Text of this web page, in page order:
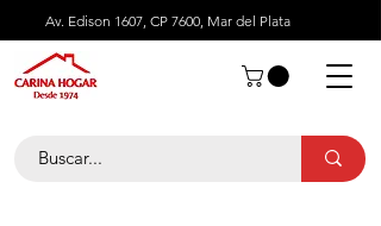
Av. Edison 1607, CP 7600, Mar del Plata